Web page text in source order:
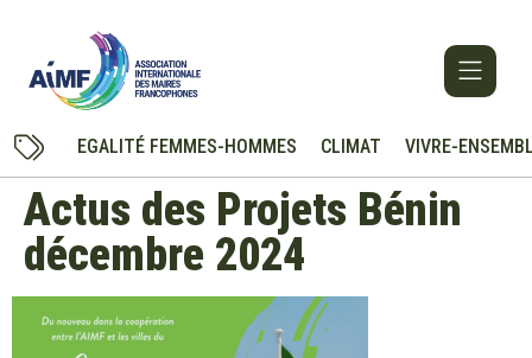
EGALITÉ FEMMES-HOMMES CLIMAT VIVRE-
Actus des Projets Bénin
décembre 2024